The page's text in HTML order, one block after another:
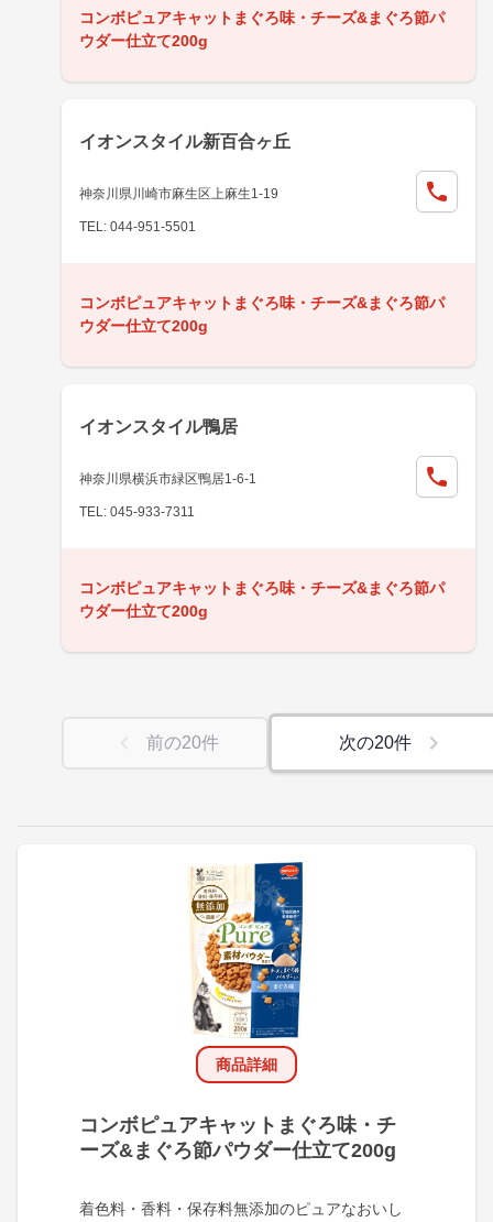
商品詳細
コンボピュアキャットまぐろ味・チ
ーズ&まぐろ節パウダー仕立て200g
着色料・香料・保存料無添加のピュアなおいし
コンボピュアキャットまぐろ味・チーズ&まぐろ節パ
ウダー仕立て200g
イオンスタイル新百合ヶ丘
神奈川県川崎市麻生区上麻生1-19
TEL: 044-951-5501
コンボピュアキャットまぐろ味・チーズ&まぐろ節パ
ウダー仕立て200g
イオンスタイル鴨居
神奈川県横浜市緑区鴨居1-6-1
TEL: 045-933-7311
コンボピュアキャットまぐろ味・チーズ&まぐろ節パ
ウダー仕立て200g
前の20件 次の20件